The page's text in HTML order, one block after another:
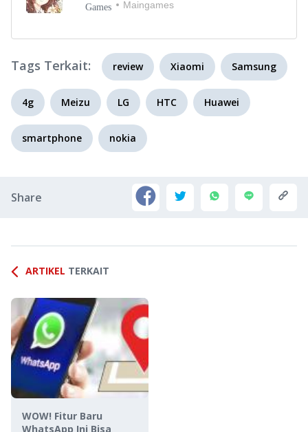
Games Maingames
Tags Terkait: review Xiaomi Samsung
4g Meizu LG HTC Huawei
smartphone nokia
Share
ARTIKEL TERKAIT
WOW! Fitur Baru
WhatsApp Ini Bisa